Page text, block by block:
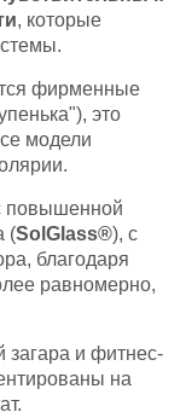
, которые
фирменные
это
модели
повышенной
(SolGlass®), с
благодаря
равномерно,
загара и фитнес-
на